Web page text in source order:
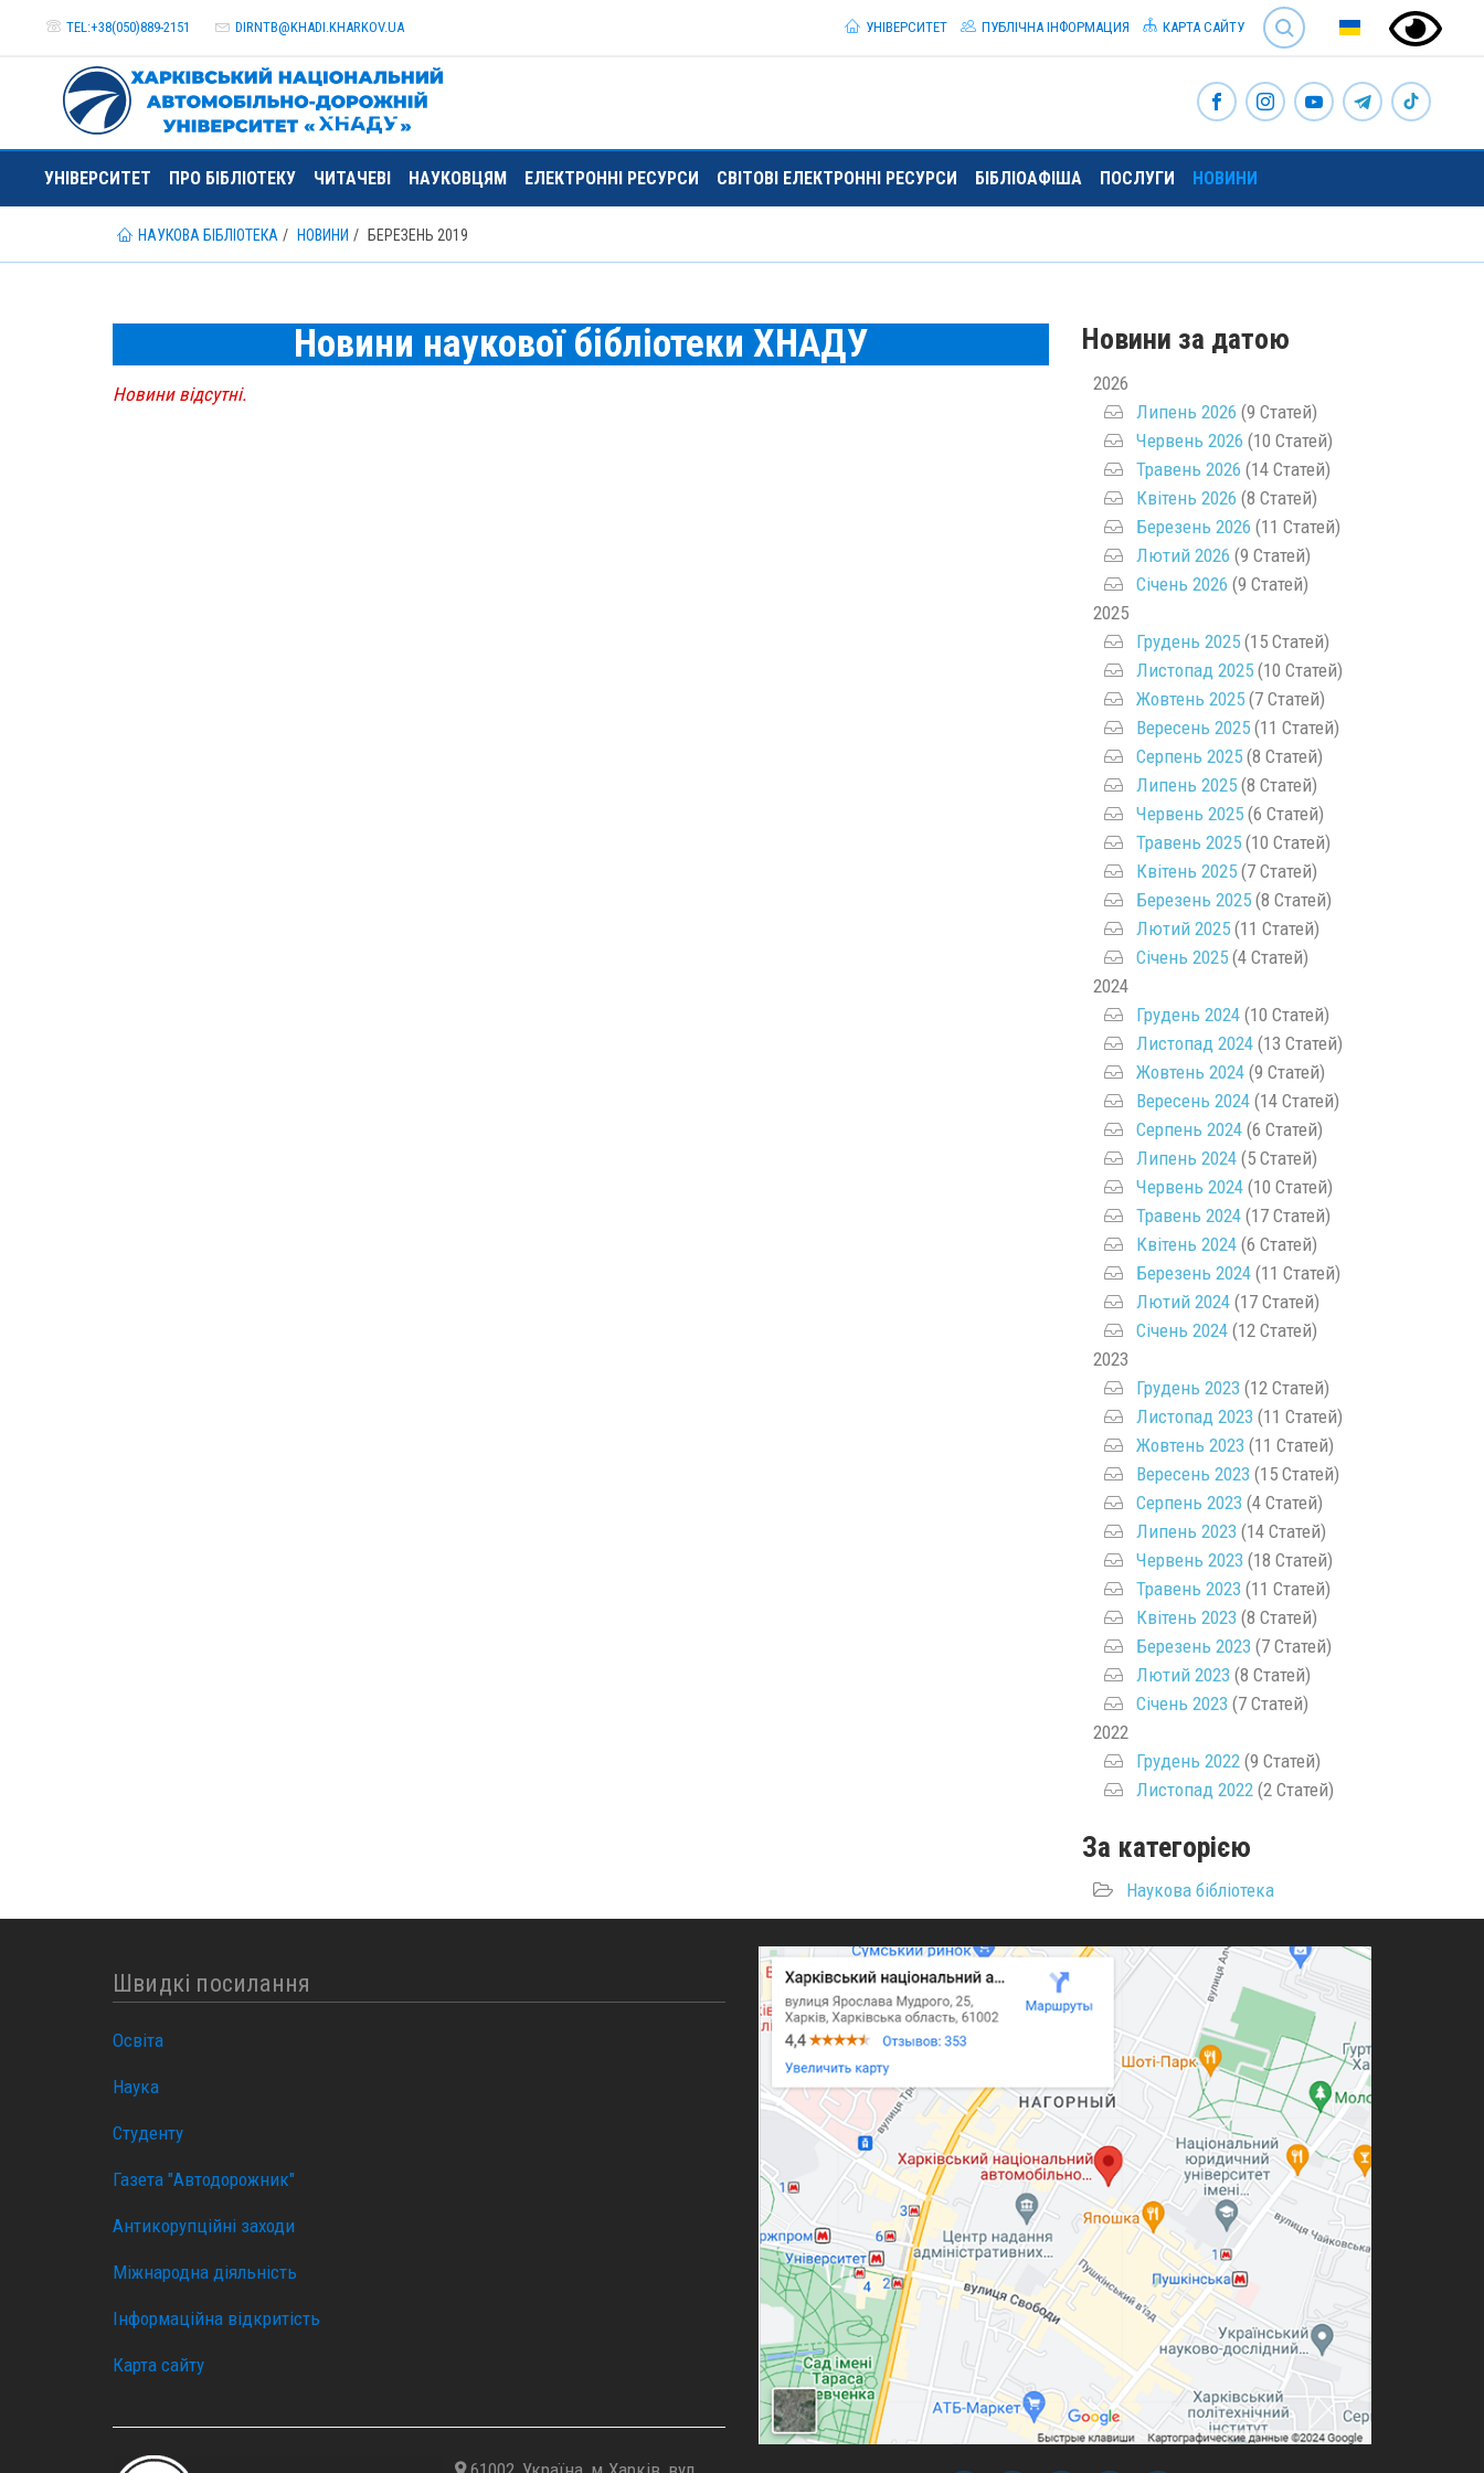
TEL:+38(050)889-2151 DIRNTB@KHADI.KHARKOV.UA
SEARCH
УНІВЕРСИТЕТ
ПУБЛІЧНА ІНФОРМАЦИЯ КАРТА САЙТУ
УНІВЕРСИТЕТ ПРО БІБЛІОТЕКУ ЧИТАЧЕВІ НАУКОВЦЯМ ЕЛЕКТРОННІ РЕСУРСИ СВІТОВІ ЕЛЕКТРОННІ РЕСУРСИ БІБЛІОАФІША ПОСЛУГИ НОВИНИ
НАУКОВА БІБЛІОТЕКА НОВИНИ БЕРЕЗЕНЬ 2019
Новини наукової бібліотеки ХНАДУ
Новини відсутні.
Новини за датою
2026
Липень 2026 (9 Статей)
Червень 2026 (10 Статей)
Травень 2026 (14 Статей)
Квітень 2026 (8 Статей)
Березень 2026 (11 Статей)
Лютий 2026 (9 Статей)
Січень 2026 (9 Статей)
2025
Грудень 2025(15 Статей)
Листопад 2025(10 Статей)
Жовтень 2025(7 Статей)
Вересень 2025(11 Статей)
Серпень 2025(8 Статей)
Липень 2025(8 Статей)
Червень 2025(6 Статей)
Травень 2025(10 Статей)
Квітень 2025(7 Статей)
Березень 2025(8 Статей)
Лютий 2025(11 Статей)
Січень 2025(4 Статей)
2024
Грудень 2024(10 Статей)
Листопад 2024(13 Статей)
Жовтень 2024(9 Статей)
Вересень 2024(14 Статей)
Серпень 2024(6 Статей)
Липень 2024(5 Статей)
Червень 2024(10 Статей)
Травень 2024(17 Статей)
Квітень 2024(6 Статей)
Березень 2024(11 Статей)
Лютий 2024(17 Статей)
Січень 2024(12 Статей)
2023
Грудень 2023 (12 Статей)
Листопад 2023 (11 Статей)
Жовтень 2023 (11 Статей)
Вересень 2023 (15 Статей)
Серпень 2023 (4 Статей)
Липень 2023 (14 Статей)
Червень 2023 (18 Статей)
Травень 2023 (11 Статей)
Квітень 2023 (8 Статей)
Березень 2023 (7 Статей)
Лютий 2023 (8 Статей)
Січень 2023 (7 Статей)
2022
Грудень 2022(9 Статей)
Листопад 2022(2 Статей)
За категорією
Наукова бібліотека
Швидкі посилання
Освіта
Наука
Студенту
Газета "Автодорожник"
Антикорупційні заходи
Міжнародна діяльність
Інформаційна відкритість
Карта сайту